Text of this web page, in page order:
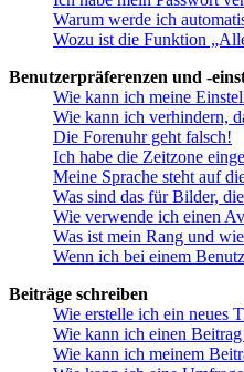
Warum werde ich
Wozu ist die Funktion
Benutzerpräferenzen und -
Wie kann ich meine
Wie kann ich verhindern,
Die Forenuhr geht falsch!
Ich habe die Zeitzone
Meine Sprache steht auf
Was sind das für Bilder,
Wie verwende ich einen
Was ist mein Rang und
Wenn ich bei einem
Beiträge schreiben
Wie erstelle ich ein neues
Wie kann ich einen
Wie kann ich meinem